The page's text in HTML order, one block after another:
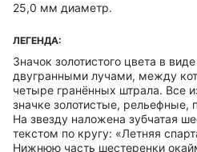
25,0 мм диаметр.
ЛЕГЕНДА:
Значок золотистого цвета в
двугранными лучами, между
четыре гранённых штрала. Все
значке золотистые,
На звезду наложена зубчатая
текстом по кругу: «Летняя
Нижнюю часть шестеренки